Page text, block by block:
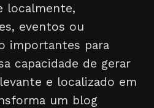
localmente,
eventos ou
importantes para
capacidade de gerar
e localizado em
um blog